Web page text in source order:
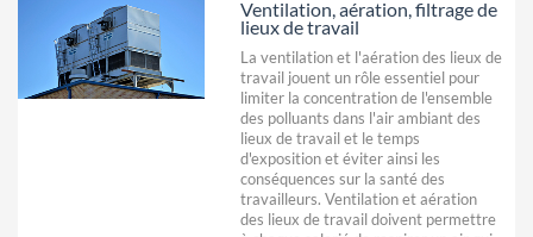
Ventilation, aération, filtrage de
lieux de travail
La ventilation et l'aération des lieux de
travail jouent un rôle essentiel pour
limiter la concentration de l'ensemble
des polluants dans l'air ambiant des
lieux de travail et le temps
d'exposition et éviter ainsi les
conséquences sur la santé des
travailleurs. Ventilation et aération
des lieux de travail doivent permettre